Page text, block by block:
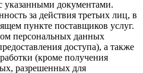
указанными документами.
за действия третьих лиц, в
пункте поставщиков услуг.
персональных данных
доступа), а также
(кроме получения
разрешенных для